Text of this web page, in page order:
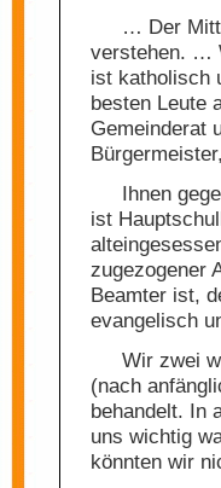
… Der
verstehen. …
ist katholisch
besten Leute
Gemeinderat
Ihnen
ist
zugezogener
Beamter ist,
evangelisch
Wir zwei
(nach
behandelt. In
uns wichtig
könnten wir